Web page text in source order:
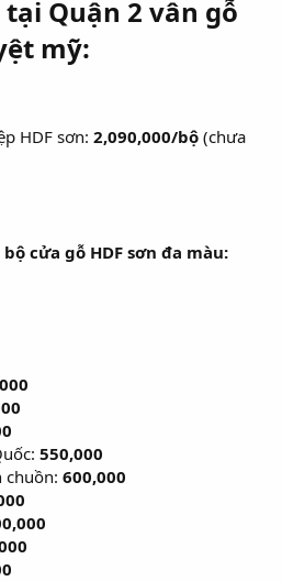
tại Quận 2 vân gỗ
mỹ:
HDF sơn: 2,090,000/bộ (chưa
cửa gỗ HDF sơn đa màu:
550,000
chuồn: 600,000